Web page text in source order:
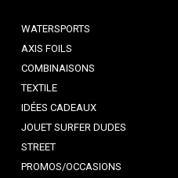
WATERSPORTS
AXIS FOILS
COMBINAISONS
TEXTILE
IDÉES CADEAUX
JOUET SURFER DUDES
STREET
PROMOS/OCCASIONS